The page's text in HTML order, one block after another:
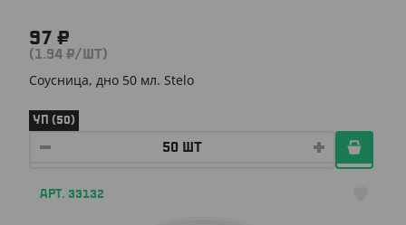
97 ₽
(1.94 ₽/ШТ)
Соусница, дно 50 мл. Stelo
УП (50)
АРТ. 33132